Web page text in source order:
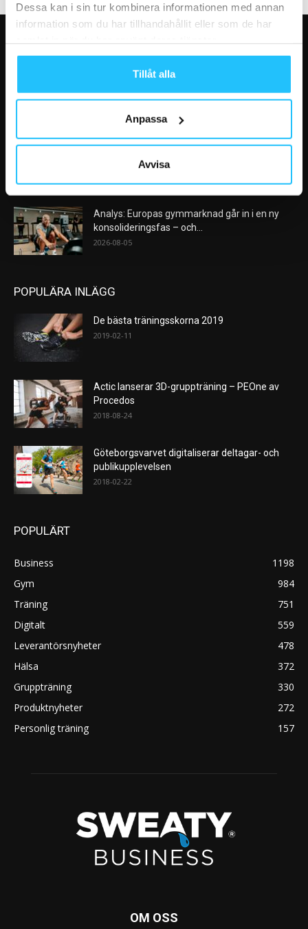
Dessa kan i sin tur kombinera informationen med annan
information som du har tillhandahållit eller som de har
Tillåt alla
Anpassa
Avvisa
VÅRA FAVORITER
Nike satsar på hybridträning när Hyrox formar
nästa stora kategori
AI kommer aldrig kunna ersätta en frukost
efter träningspasset
Analys: Europas gymmarknad går in i en ny
konsolideringsfas – och...
2026-08-05
POPULÄRA INLÄGG
De bästa träningsskorna 2019
2019-02-11
Actic lanserar 3D-gruppträning – PEOne av
Procedos
2018-08-24
Göteborgsvarvet digitaliserar deltagar- och
publikupplevelsen
2018-02-22
POPULÄRT
Business
1198
Gym
984
Träning
751
Digitalt
559
Leverantörsnyheter
478
Hälsa
372
Gruppträning
330
Produktnyheter
272
Personlig träning
157
OM OSS